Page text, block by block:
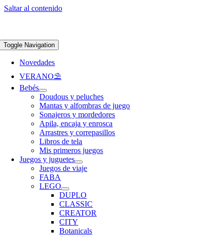
Saltar al contenido
Toggle Navigation
Novedades
VERANO⛱️​
Bebés
Doudous y peluches
Mantas y alfombras de juego
Sonajeros y mordedores
Apila, encaja y enrosca
Arrastres y correpasillos
Libros de tela
Mis primeros juegos
Juegos y juguetes
Juegos de viaje
FABA
LEGO
DUPLO
CLASSIC
CREATOR
CITY
Botanicals